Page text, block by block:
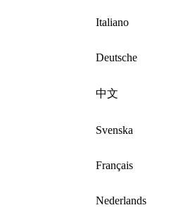
Italiano
Deutsche
中文
Svenska
Français
Nederlands